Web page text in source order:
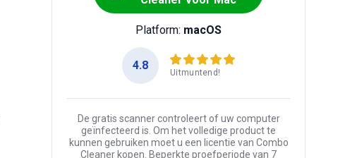
Platform: macOS
4.8
Uitmuntend!
De gratis scanner controleert of uw computer
geïnfecteerd is. Om het volledige product te
kunnen gebruiken moet u een licentie van Combo
Cleaner kopen. Beperkte proefperiode van 7